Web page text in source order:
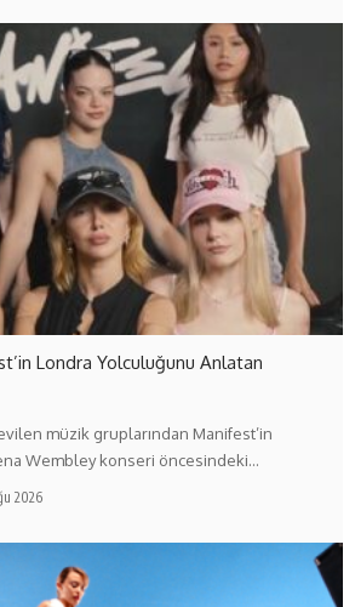
Londra Yolculuğunu Anlatan
müzik gruplarından Manifest’in
Wembley konseri öncesindeki…
2026